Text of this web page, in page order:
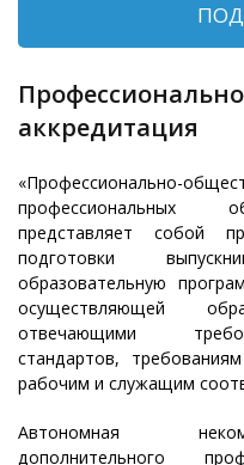
Профессионально-общественная
аккредитация
«Профессионально-
профессиональных
представляет собой
подготовки
образовательную
осуществляющей
отвечающими
стандартов,
рабочим и служащим
Автономная
дополнительного